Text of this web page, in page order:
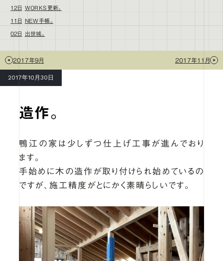
12日 WORKS更新。
11日 NEW手帳。
02日 出世城。
2017年9月 2017年11月
2017年10月30日
造作。
鴨江の家は少しずつ仕上げ工事が進んでおり
ます。
手始めに木の造作が取り付けられ始めているの
ですが、施工精度がとにかく素晴らしいです。